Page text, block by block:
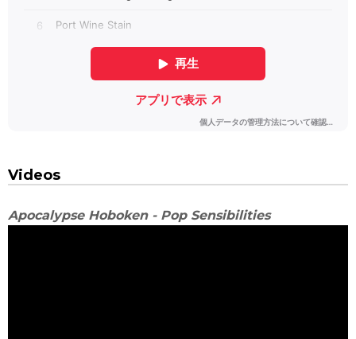
Videos
Apocalypse Hoboken - Pop Sensibilities